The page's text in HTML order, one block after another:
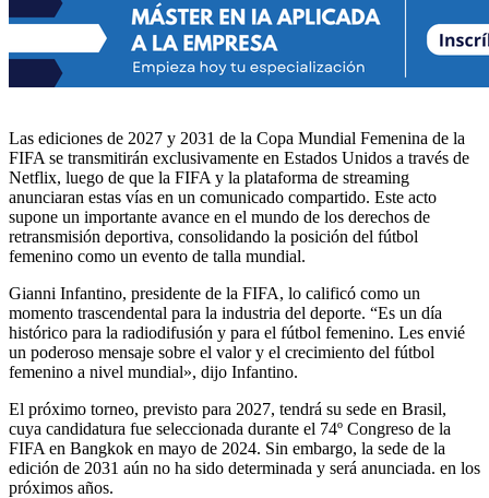
Las ediciones de 2027 y 2031 de la Copa Mundial Femenina de la
FIFA se transmitirán exclusivamente en Estados Unidos a través de
Netflix, luego de que la FIFA y la plataforma de streaming
anunciaran estas vías en un comunicado compartido. Este acto
supone un importante avance en el mundo de los derechos de
retransmisión deportiva, consolidando la posición del fútbol
femenino como un evento de talla mundial.
Gianni Infantino, presidente de la FIFA, lo calificó como un
momento trascendental para la industria del deporte. “Es un día
histórico para la radiodifusión y para el fútbol femenino. Les envié
un poderoso mensaje sobre el valor y el crecimiento del fútbol
femenino a nivel mundial», dijo Infantino.
El próximo torneo, previsto para 2027, tendrá su sede en Brasil,
cuya candidatura fue seleccionada durante el 74º Congreso de la
FIFA en Bangkok en mayo de 2024. Sin embargo, la sede de la
edición de 2031 aún no ha sido determinada y será anunciada. en los
próximos años.